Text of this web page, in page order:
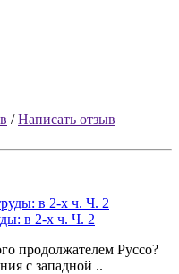
/Написать отзыв
в 2-х ч. Ч. 2
продолжателем Руссо?
с западной ..